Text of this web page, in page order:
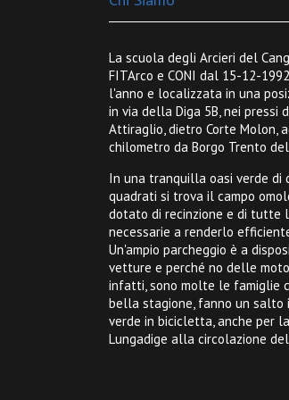
La scuola degli Arcieri del
FITArco e CONI dal 15-12-
l'anno e localizzata in una
in via della Diga 5B, nei pressi
Attiraglio, dietro Corte Molon,
chilometro da Borgo Trento
In una tranquilla oasi verde di
quadrati si trova il campo
dotato di recinzione e di tutte
necessarie a renderlo
Un'ampio parcheggio è a
vetture e perché no delle
infatti, sono molte le famiglie
bella stagione, fanno un salto
verde in bicicletta, anche per
Lungadige alla circolazione